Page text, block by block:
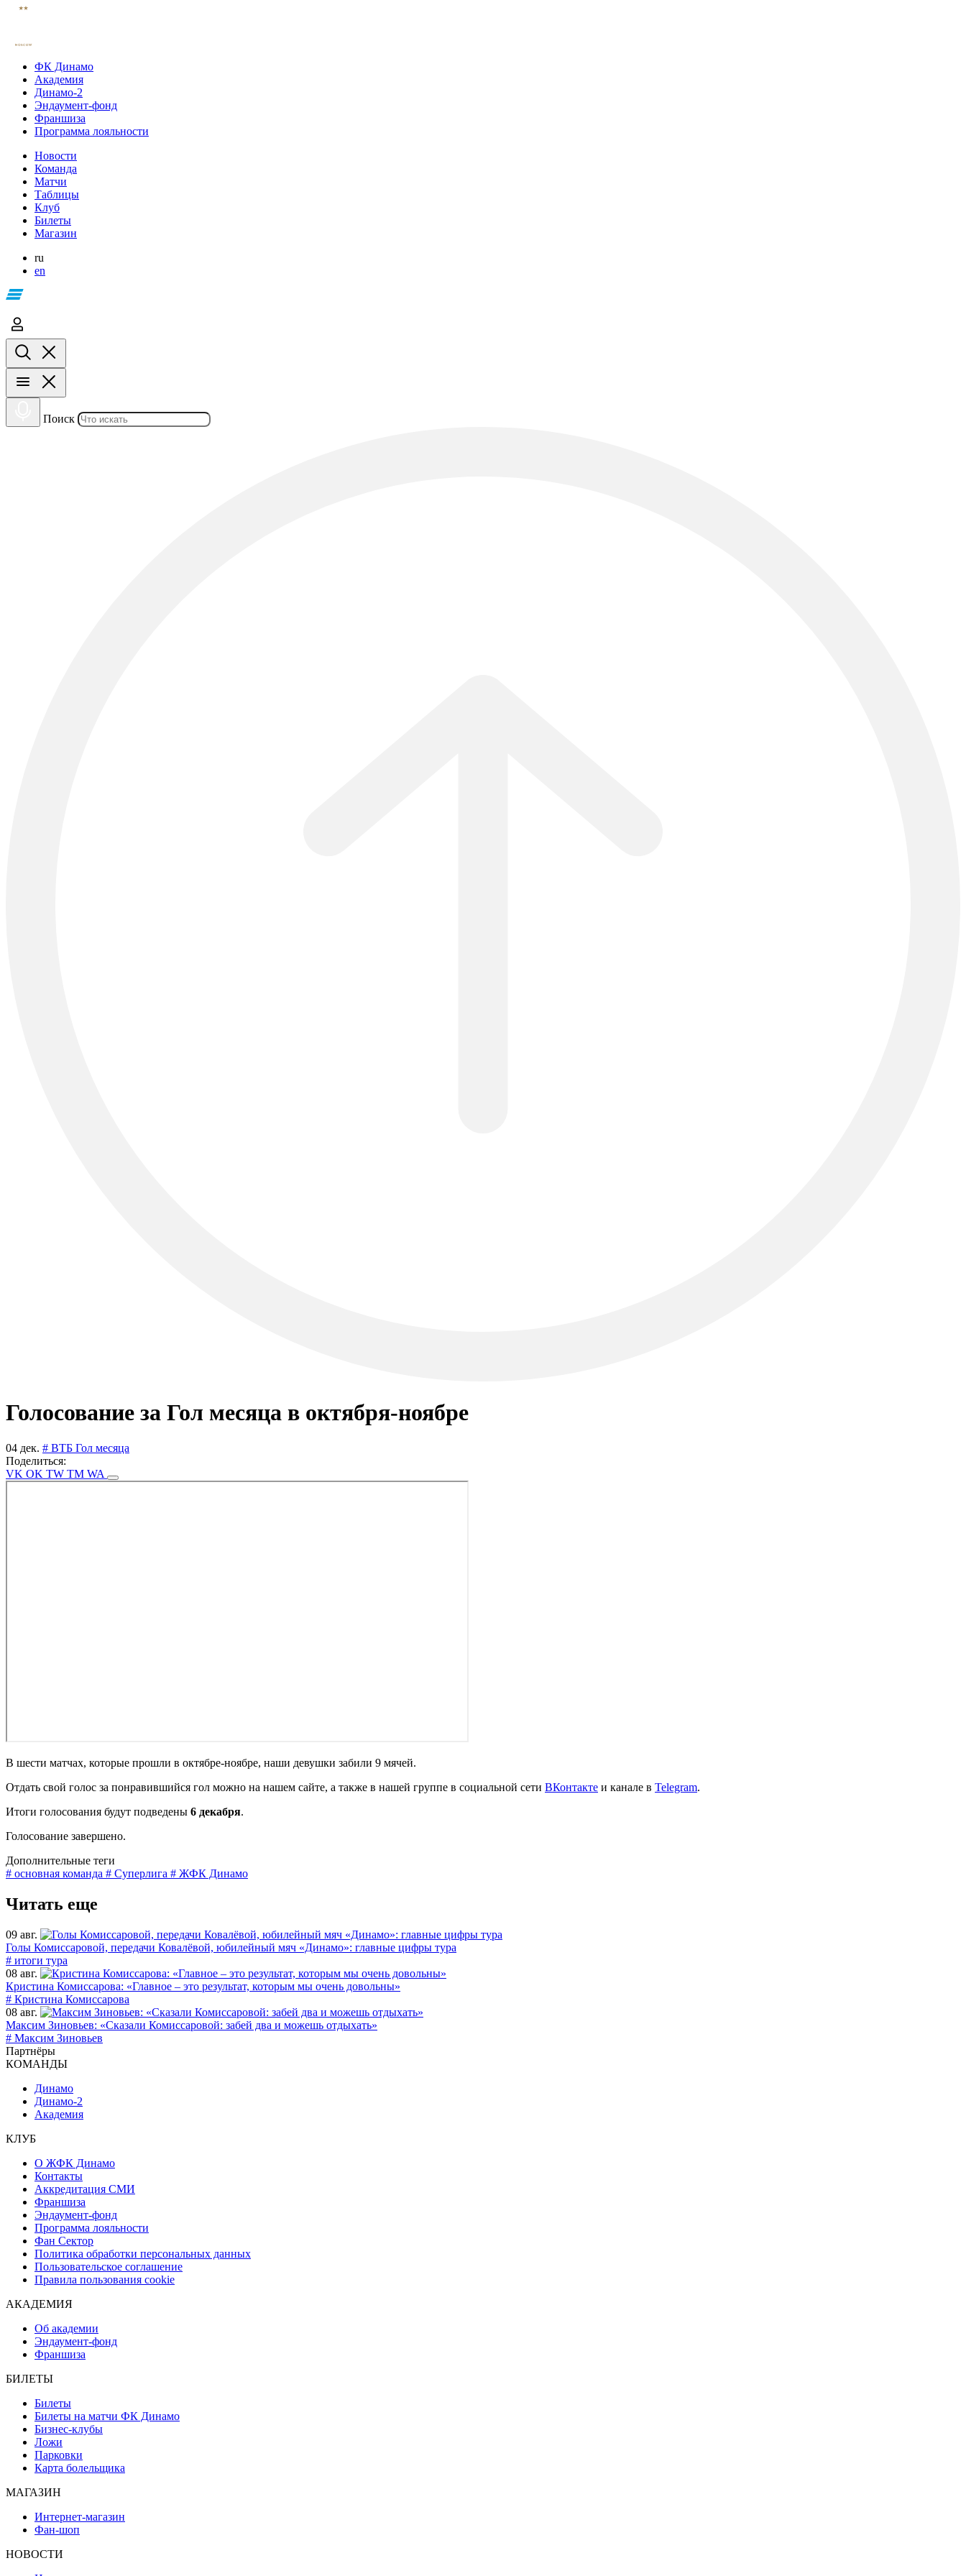
ФК Динамо
Академия
Динамо-2
Эндаумент-фонд
Франшиза
Программа лояльности
Новости
Команда
Матчи
Таблицы
Клуб
Билеты
Магазин
ru
en
Поиск
Голосование за Гол месяца в октября-ноябре
04 дек. # ВТБ Гол месяца
Поделиться:
VK OK TW TM WA
В шести матчах, которые прошли в октябре-ноябре, наши девушки забили 9 мячей.
Отдать свой голос за понравившийся гол можно на нашем сайте, а также в нашей группе в социальной сети ВКонтакте и канале в Telegram.
Итоги голосования будут подведены 6 декабря.
Голосование завершено.
Дополнительные теги
# основная команда # Суперлига # ЖФК Динамо
Читать еще
09 авг.
Голы Комиссаровой, передачи Ковалёвой, юбилейный мяч «Динамо»: главные цифры тура
# итоги тура
08 авг.
Кристина Комиссарова: «Главное – это результат, которым мы очень довольны»
# Кристина Комиссарова
08 авг.
Максим Зиновьев: «Сказали Комиссаровой: забей два и можешь отдыхать»
# Максим Зиновьев
Партнёры
КОМАНДЫ
Динамо
Динамо-2
Академия
КЛУБ
О ЖФК Динамо
Контакты
Аккредитация СМИ
Франшиза
Эндаумент-фонд
Программа лояльности
Фан Сектор
Политика обработки персональных данных
Пользовательское соглашение
Правила пользования cookie
АКАДЕМИЯ
Об академии
Эндаумент-фонд
Франшиза
БИЛЕТЫ
Билеты
Билеты на матчи ФК Динамо
Бизнес-клубы
Ложи
Парковки
Карта болельщика
МАГАЗИН
Интернет-магазин
Фан-шоп
НОВОСТИ